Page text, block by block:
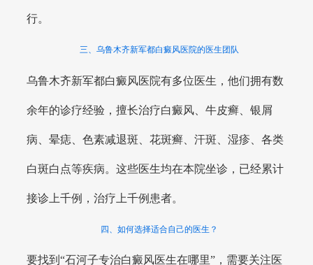
行。
三、乌鲁木齐新军都白癜风医院的医生团队
乌鲁木齐新军都白癜风医院有多位医生，他们拥有数
余年的诊疗经验，擅长治疗白癜风、牛皮癣、银屑
病、晕痣、色素减退斑、花斑癣、汗斑、湿疹、各类
白斑白点等疾病。这些医生均在本院坐诊，已经累计
接诊上千例，治疗上千例患者。
四、如何选择适合自己的医生？
要找到“石河子专治白癜风医生在哪里”，需要关注医